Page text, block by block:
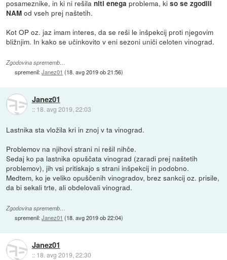
posameznike, in ki ni rešilaniti enegaproblema, kiso se zgodili
NAMod vseh prej naštetih.
Kot OP oz. jaz imam interes, da se reši le inšpekcij proti njegovim
bližnjim. In kako se učinkovito v eni sezoni uniči celoten vinograd.
Zgodovina sprememb…
spremenil:Janez01 (18. avg 2019 ob 21:56)
Janez01
:: 18. avg 2019, 22:03
Lastnika sta vložila kri in znoj v ta vinograd.
Problemov na njihovi strani ni rešil nihče.
Sedaj ko pa lastnika opuščata vinograd (zaradi prej naštetih
problemov), jih vsi pritiskajo s strani inšpekcij in podobno.
Medtem, ko je veliko opuščenih vinogradov, brez sankcij oz. prisile,
da bi sekali trte, ali obdelovali vinograd.
Zgodovina sprememb…
spremenil:Janez01 (18. avg 2019 ob 22:04)
Janez01
:: 18. avg 2019, 22:30